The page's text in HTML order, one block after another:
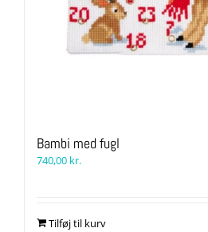
Bambi med fugl
740,00 kr.
Tilføj til kurv